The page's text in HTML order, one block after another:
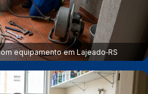
equipamento em Lajeado‑RS